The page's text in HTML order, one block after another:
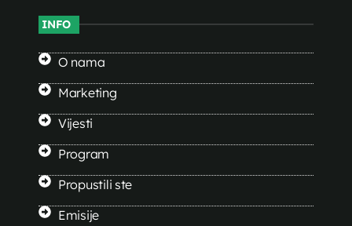
INFO
O nama
Marketing
Vijesti
Program
Propustili ste
Emisije